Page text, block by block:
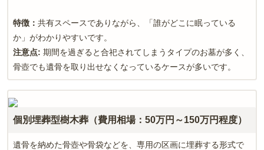
特徴： 共有スペースでありながら、「誰がどこに眠っている
か」がわかりやすいです。
注意点: 期間を過ぎると合祀されてしまうタイプのお墓が多く、
骨壺でも遺骨を取り出せなくなっているケースが多いです。
個別埋葬型樹木葬（費用相場：50万円～150万円程度）
遺骨を納めた骨壺や骨袋などを、専用の区画に埋葬する形式で